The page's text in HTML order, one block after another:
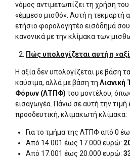
νόμος αντιμετωπίζει τη χρήση
«έμμεσο μισθό». Αυτή η τεκμαρτή
ετήσιο φορολογητέο εισόδημά
κανονικά με την κλίμακα των
Πώς υπολογίζεται αυτή η
Η αξία δεν υπολογίζεται με βάση
καύσιμα, αλλά με βάση τη Λιανική
Φόρων (ΛΤΠΦ) του μοντέλου,
εισαγωγέα. Πάνω σε αυτή την τιμή
προοδευτική, κλιμακωτή κλίμακα:
Για το τμήμα της ΛΤΠΦ από 0
Από 14.001 έως 17.000 ευρώ:
Από 17.001 έως 20.000 ευρώ: